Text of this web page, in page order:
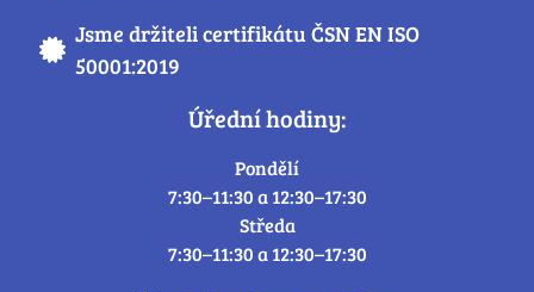
Jsme držiteli certifikátu ČSN EN ISO
50001:2019
Úřední hodiny:
Pondělí
7:30–11:30 a 12:30–17:30
Středa
7:30–11:30 a 12:30–17:30